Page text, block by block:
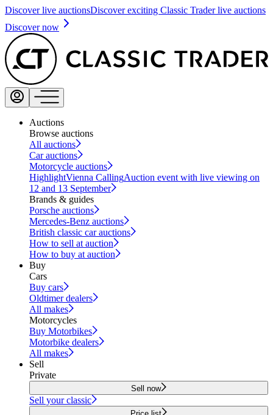
Discover live auctionsDiscover exciting Classic Trader live auctions
Discover now
Auctions
Browse auctions
All auctions
Car auctions
Motorcycle auctions
HighlightVienna CallingAuction event with live viewing on
12 and 13 September
Brands & guides
Porsche auctions
Mercedes-Benz auctions
British classic car auctions
How to sell at auction
How to buy at auction
Buy
Cars
Buy cars
Oldtimer dealers
All makes
Motorcycles
Buy Motorbikes
Motorbike dealers
All makes
Sell
Private
Sell now
Sell your classic